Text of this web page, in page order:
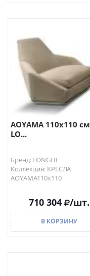
В КОРЗИНУ
AOYAMA 110х110 см
LO...
Бренд: LONGHI
Коллекция: КРЕСЛА
AOYAMA110х110
710 304 /шт.
В КОРЗИНУ